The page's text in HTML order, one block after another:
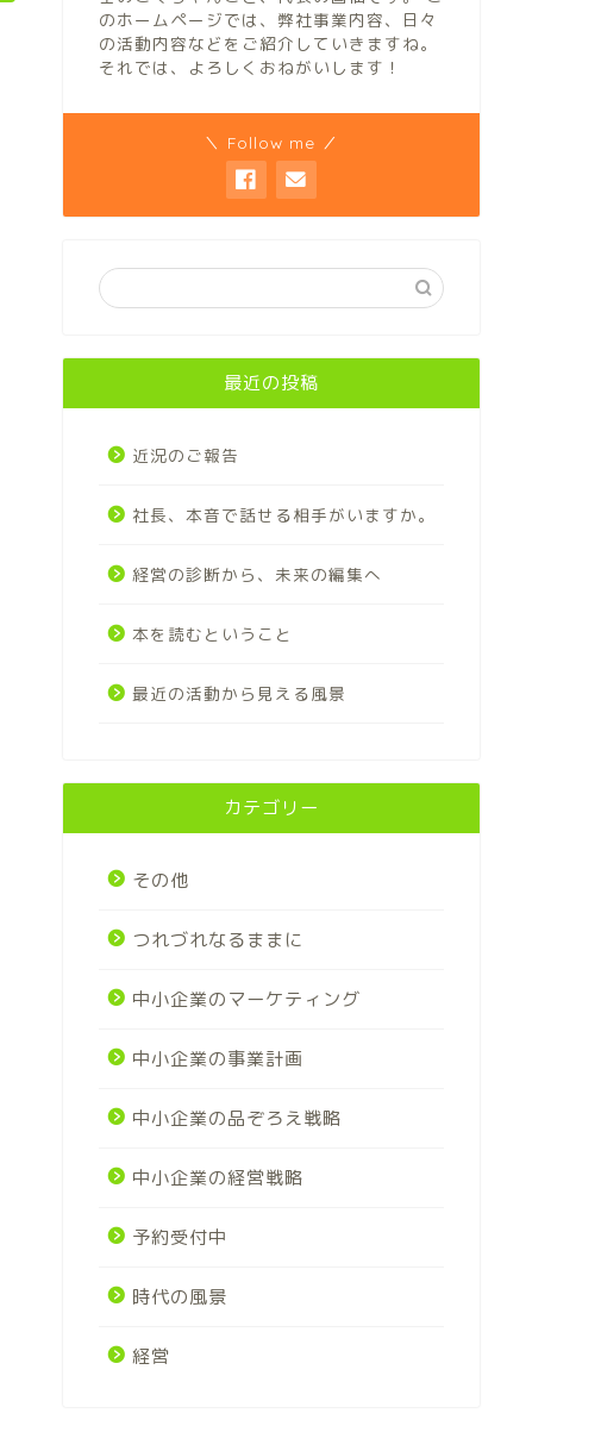
のホームページでは、弊社事業内容、日々
の活動内容などをご紹介していきますね。
それでは、よろしくおねがいします！
＼ Follow me ／
最近の投稿
近況のご報告
社長、本音で話せる相手がいますか。
経営の診断から、未来の編集へ
本を読むということ
最近の活動から見える風景
カテゴリー
その他
つれづれなるままに
中小企業のマーケティング
中小企業の事業計画
中小企業の品ぞろえ戦略
中小企業の経営戦略
予約受付中
時代の風景
経営